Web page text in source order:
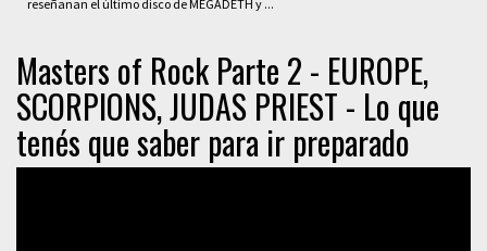
reseñanan el último disco de MEGADETH y ...
Masters of Rock Parte 2 - EUROPE,
SCORPIONS, JUDAS PRIEST - Lo que
tenés que saber para ir preparado